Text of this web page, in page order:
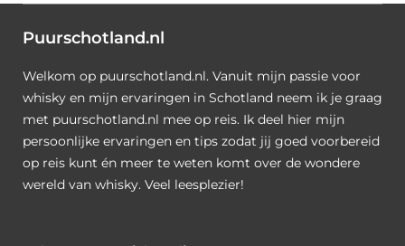
Puurschotland.nl
Welkom op puurschotland.nl. Vanuit mijn passie voor
whisky en mijn ervaringen in Schotland neem ik je graag
met puurschotland.nl mee op reis. Ik deel hier mijn
persoonlijke ervaringen en tips zodat jij goed voorbereid
op reis kunt én meer te weten komt over de wondere
wereld van whisky. Veel leesplezier!